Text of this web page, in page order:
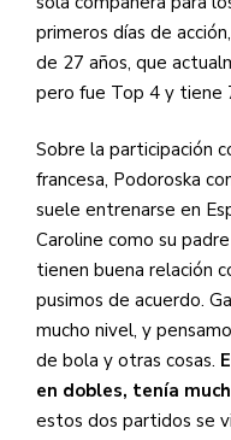
primeros días de
de 27 años, que
pero fue Top 4 y tiene
Sobre la participación
francesa, Podoroska
suele entrenarse en
Caroline como su
tienen buena relación
pusimos de acuerdo.
mucho nivel, y
de bola y otras cosas.
en dobles, tenía
estos dos partidos se